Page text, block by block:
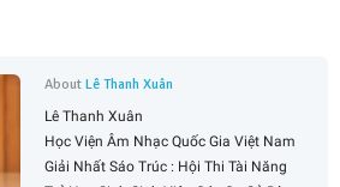
AboutLê Thanh Xuân
Lê Thanh Xuân
Học Viện Âm Nhạc Quốc Gia Việt Nam
Giải Nhất Sáo Trúc : Hội Thi Tài Năng